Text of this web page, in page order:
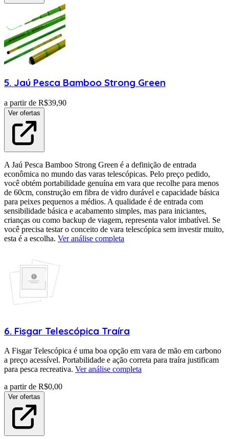
5. Jaú Pesca Bamboo Strong Green
a partir de R$39,90
Ver ofertas
A Jaú Pesca Bamboo Strong Green é a definição de entrada
econômica no mundo das varas telescópicas. Pelo preço pedido,
você obtém portabilidade genuína em vara que recolhe para menos
de 60cm, construção em fibra de vidro durável e capacidade básica
para peixes pequenos a médios. A qualidade é de entrada com
sensibilidade básica e acabamento simples, mas para iniciantes,
crianças ou como backup de viagem, representa valor imbatível. Se
você precisa testar o conceito de vara telescópica sem investir muito,
esta é a escolha. Ver análise completa
6. Fisgar Telescópica Traíra
A Fisgar Telescópica é uma boa opção em vara de mão em carbono
a preço acessível. Portabilidade e ação correta para traíra justificam
para pesca recreativa. Ver análise completa
a partir de R$0,00
Ver ofertas